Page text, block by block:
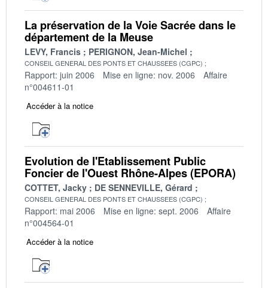
La préservation de la Voie Sacrée dans le
département de la Meuse
LEVY, Francis PERIGNON, Jean-Michel
CONSEIL GENERAL DES PONTS ET CHAUSSEES (CGPC)
Rapport: juin 2006 Mise en ligne: nov. 2006
Affaire
n°004611-01
Accéder à la notice
Evolution de l'Etablissement Public
Foncier de l'Ouest Rhône-Alpes (EPORA)
COTTET, Jacky DE SENNEVILLE, Gérard
CONSEIL GENERAL DES PONTS ET CHAUSSEES (CGPC)
Rapport: mai 2006 Mise en ligne: sept. 2006
Affaire
n°004564-01
Accéder à la notice